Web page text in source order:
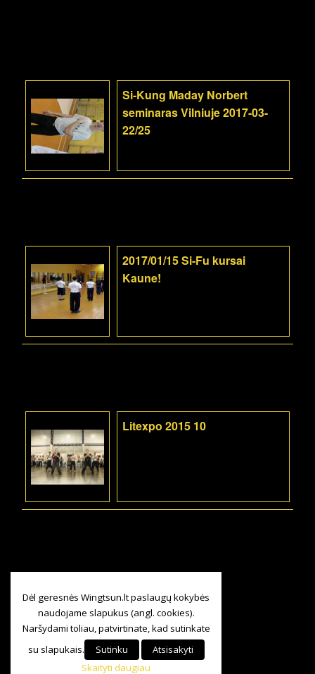
Si-Kung Maday Norbert
seminaras Vilniuje 2017-03-
22/25
2017/01/15 Si-Fu kursai
Kaune!
Litexpo 2015 10
Dėl geresnės Wingtsun.lt paslaugų kokybės
naudojame slapukus (angl. cookies).
Naršydami toliau, patvirtinate, kad sutinkate
su slapukais.
Sutinku
Atsisakyti
Skaityti daugiau